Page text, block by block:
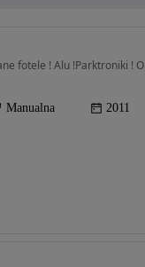
Manualna 2011